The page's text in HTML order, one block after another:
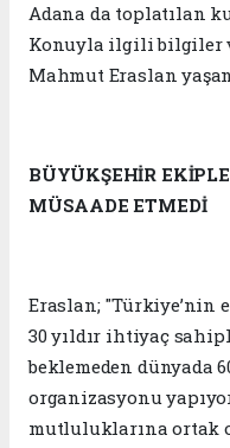
Adana da toplatılan
Konuyla ilgili bilgiler
Mahmut Eraslan
BÜYÜKŞEHİR
MÜSAADE ETMEDİ
Eraslan; "Türkiye’nin
30 yıldır ihtiyaç
beklemeden dünyada
organizasyonu
mutluluklarına ortak